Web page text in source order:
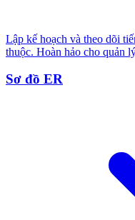
Lập kế hoạch và theo dõi
thuộc. Hoàn hảo cho quản
Sơ đồ ER